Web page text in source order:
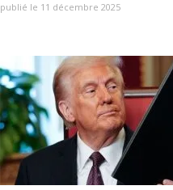
publié le 11 décembre 2025